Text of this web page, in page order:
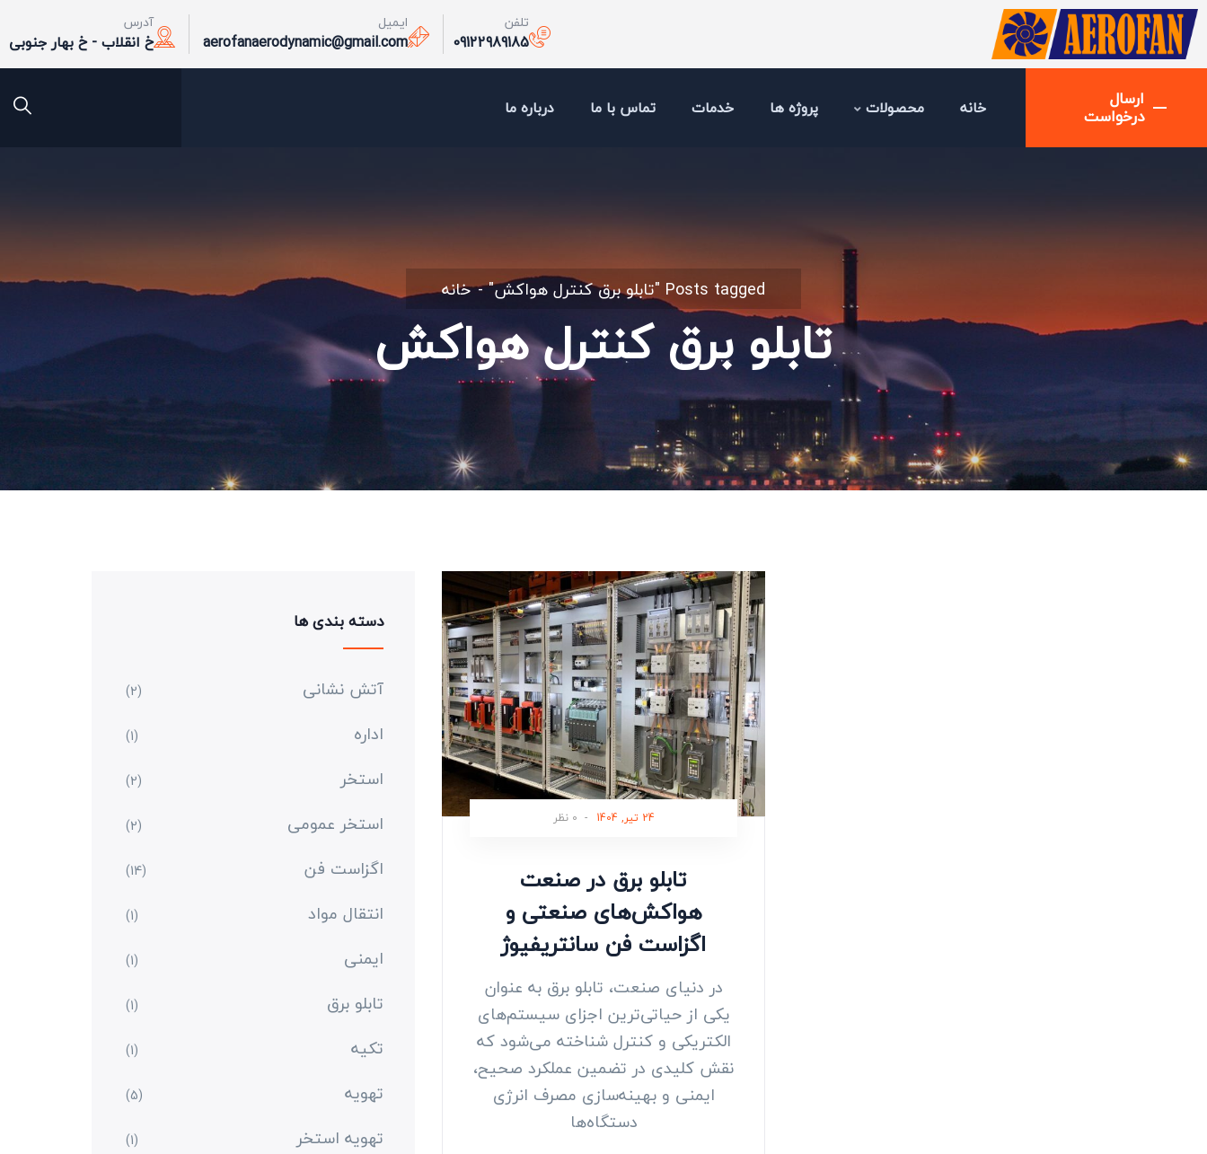
تلفن
09122989185
ایمیل
aerofanaerodynamic@gmail.com
آدرس
خ انقلاب - خ بهار جنوبی
ارسال
درخواست خانه محصولات پروژه ها خدمات تماس با ما درباره ما
خانه Posts tagged "تابلو برق کنترل هواکش"
تابلو برق کنترل هواکش
24 تیر, 1404 - 0 نظر
تابلو برق در صنعت
هواکش‌های صنعتی و
اگزاست فن سانتریفیوژ
در دنیای صنعت، تابلو برق به عنوان
یکی از حیاتی‌ترین اجزای سیستم‌های
الکتریکی و کنترل شناخته می‌شود که
نقش کلیدی در تضمین عملکرد صحیح،
ایمنی و بهینه‌سازی مصرف انرژی
دستگاه‌ها
دسته بندی ها
آتش نشانی (2)
اداره (1)
استخر (2)
استخر عمومی (2)
اگزاست فن (14)
انتقال مواد (1)
ایمنی (1)
تابلو برق (1)
تکیه (1)
تهویه (5)
تهویه استخر (1)